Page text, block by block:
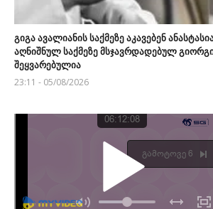
გიგა ავალიანის საქმეზე აკავებენ
აღნიშნულ საქმეზე მსჯავრდადებულ
შეყვარებულია
23:11 - 05/08/2026